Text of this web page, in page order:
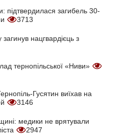
підтвердилася загибель 30-
3713
нацгвардієць з
тернопільської «Ниви»
Гусятин виїхав на
3146
медики не врятували
2947